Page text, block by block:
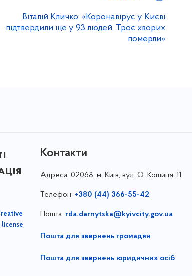
Віталій Кличко: «Коронавірус у Києві
підтвердили ще у 93 людей. Троє хворих
померли»
license,
Контакти
Адреса: 02068, м. Київ, вул. О. Кошиця, 11
Телефон: +380 (44) 366-55-42
Пошта: rda.darnytska@kyivcity.gov.ua
Пошта для звернень громадян
Пошта для звернень юридичних осіб